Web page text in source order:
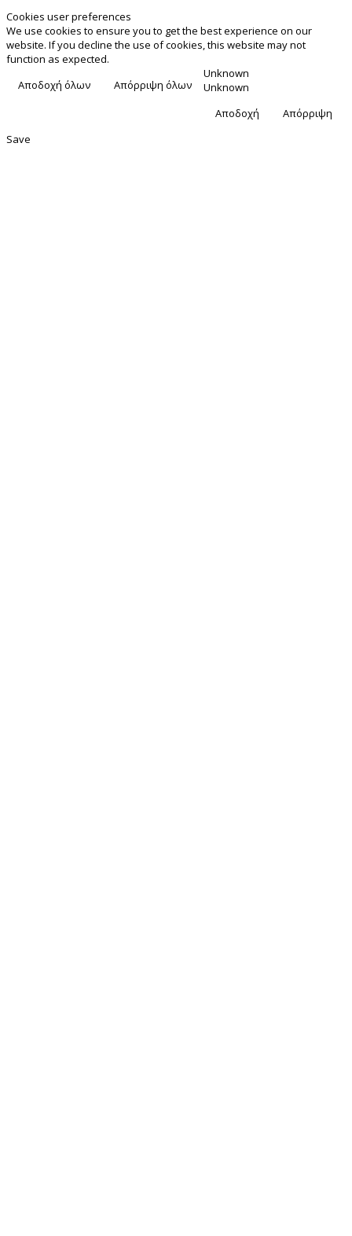
Cookies user preferences
We use cookies to ensure you to get the best experience on our
website. If you decline the use of cookies, this website may not
function as expected.
Αποδοχή όλων
Απόρριψη όλων
Unknown
Unknown
Αποδοχή
Απόρριψη
Save